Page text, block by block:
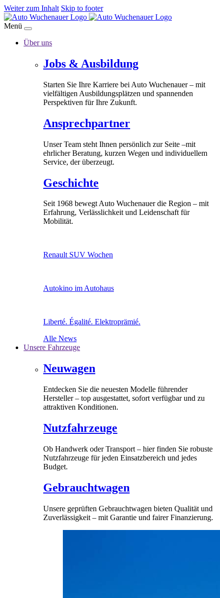
Weiter zum Inhalt Skip to footer
Menü
Über uns
Jobs & Ausbildung
Starten Sie Ihre Karriere bei Auto Wuchenauer – mit
vielfältigen Ausbildungsplätzen und spannenden
Perspektiven für Ihre Zukunft.
Ansprechpartner
Unser Team steht Ihnen persönlich zur Seite –mit
ehrlicher Beratung, kurzen Wegen und individuellem
Service, der überzeugt.
Geschichte
Seit 1968 bewegt Auto Wuchenauer die Region – mit
Erfahrung, Verlässlichkeit und Leidenschaft für
Mobilität.
Renault SUV Wochen
Autokino im Autohaus
Liberté. Égalité. Elektroprämié.
Alle News
Unsere Fahrzeuge
Neuwagen
Entdecken Sie die neuesten Modelle führender
Hersteller – top ausgestattet, sofort verfügbar und zu
attraktiven Konditionen.
Nutzfahrzeuge
Ob Handwerk oder Transport – hier finden Sie robuste
Nutzfahrzeuge für jeden Einsatzbereich und jedes
Budget.
Gebrauchtwagen
Unsere geprüften Gebrauchtwagen bieten Qualität und
Zuverlässigkeit – mit Garantie und fairer Finanzierung.